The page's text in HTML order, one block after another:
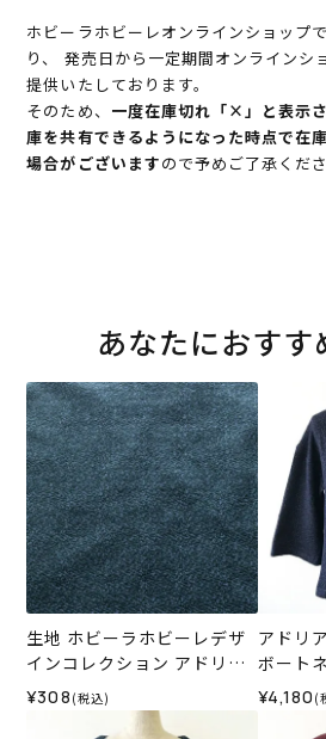
ホビーラホビーレオンラインショップ
り、 発売日から一定期間オンラインシ
提供いたしております。
そのため、 一度在庫切れ「×」と表示
庫を共有できるようになった時点で在
場合がございますので予めご了承くださ
あなたにおすす
生地 ホビーラホビーレデザ
インコレクション アドリア
ーナ ループニット＜2B＞
¥308 (税込)
アドリ
ボート
サイズ＞
¥4,180 (